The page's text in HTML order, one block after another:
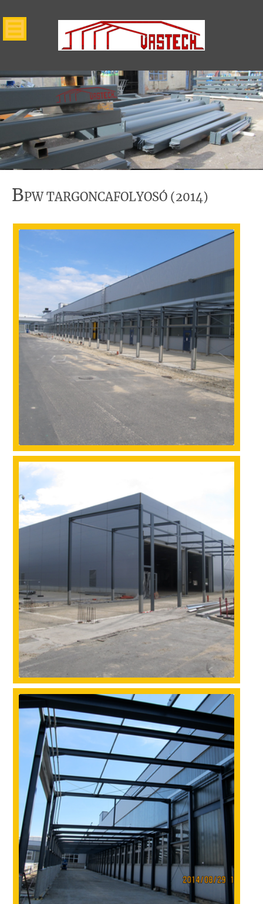
BPW TARGONCAFOLYOSÓ (2014)